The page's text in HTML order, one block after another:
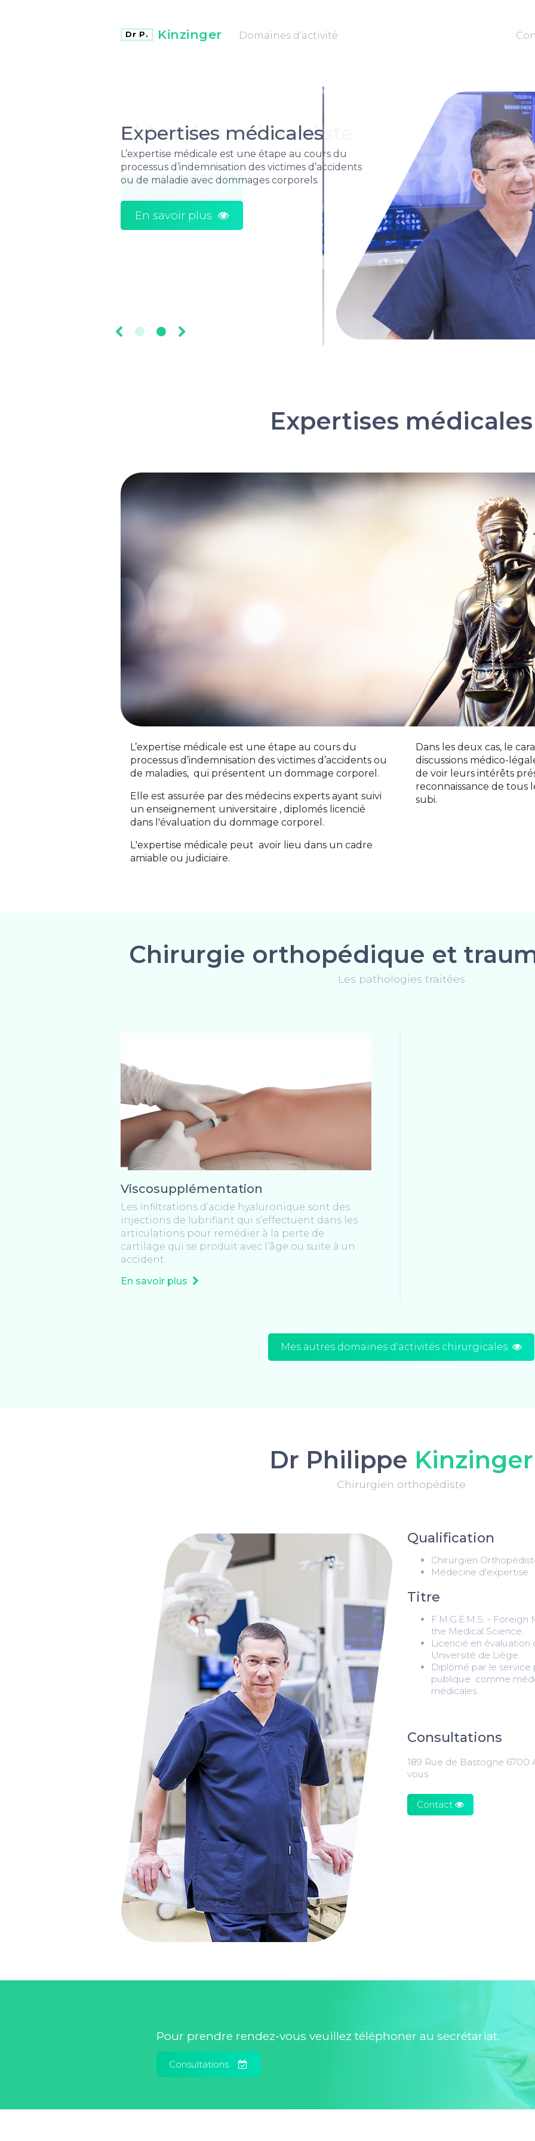
Dr P. Kinzinger Domaines d'activité
Chirurgien orthopédiste
spécialisé en expertises médicales
Expertises médicales
L’expertise médicale est une étape au cours du
processus d’indemnisation des victimes d’accidents ou
de maladies, qui présentent un dommage corporel.
Elle est assurée par des médecins experts ayant suivi
un enseignement universitaire , diplomés licencié
dans l'évaluation du dommage corporel.
L'expertise médicale peut avoir lieu dans un cadre
amiable ou judiciaire.
Dans les deux cas, le
discussions médico-
de voir leurs intérêts
reconnaissance de tous
subi.
Chirurgie orthopédique et
Les pathologies traitées
Viscosupplémentation
Les infiltrations d’acide hyaluronique sont des
injections de lubrifiant qui s’effectuent dans les
articulations pour remédier à la perte de
cartilage qui se produit avec l’âge ou suite à un
accident.
En savoir plus
Mes autres domaines d'activités chirurgicales
Dr Philippe Kinzinger
Chirurgien orthopédiste
Qualification
Chirurgien
Médecine d'expertise.
Titre
F.M.G.E.M.S. -
the Medical Science.
Licencié en
Université de Liège.
Diplômé par le service
publique comme
médicales.
Consultations
189 Rue de Bastogne 6700
vous
Contact
Pour prendre rendez-vous veuillez téléphoner au secrétariat.
Consultations